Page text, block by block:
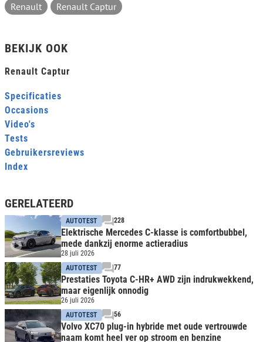
Renault Renault Captur
BEKIJK OOK
Renault Captur
Specificaties
Occasions
Video's
Tests
Gebruikersreviews
Index
GERELATEERD
AUTOTEST 228
Elektrische Mercedes C-klasse is comfortbubbel,
mede dankzij enorme actieradius
28 juli 2026
AUTOTEST
77
Prestaties Toyota C-HR+ AWD zijn indrukwekkend,
maar eigenlijk onnodig
26 juli 2026
AUTOTEST
56
Volvo XC70 plug-in hybride met oude vertrouwde
naam komt heel ver op stroom en benzine